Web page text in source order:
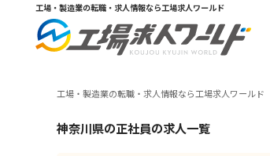
工場・製造業の転職・求人情報なら工場求人ワールド
工場・製造業の転職・求人情報なら工場求人ワールド
神奈川県の正社員の求人一覧